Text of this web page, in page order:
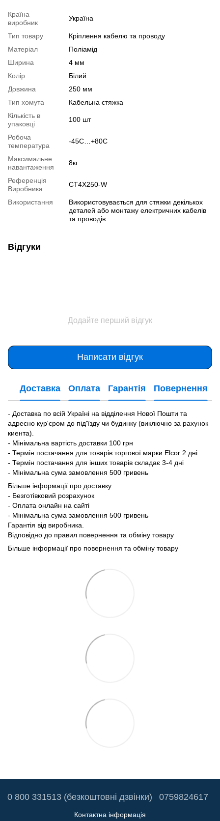
Країна
виробник
Україна
Тип товару
Кріплення кабелю та проводу
Матеріал
Поліамід
Ширина
4 мм
Колір
Білий
Довжина
250 мм
Тип хомута
Кабельна стяжка
Кількість в
упаковці
100 шт
Робоча
температура
-45С…+80С
Максимальне
навантаження
8кг
Референція
Виробника
CT4X250-W
Використання
Використовувається для стяжки декількох
деталей або монтажу електричних кабелів
та проводів
Відгуки
Додайте перший відгук
Написати відгук
Доставка Оплата Гарантія Повернення
- Доставка по всій Україні на відділення Нової Пошти та
адресно кур'єром до під'їзду чи будинку (виключно за рахунок
киента).
- Мінімальна вартість доставки 100 грн
- Термін постачання для товарів торгової марки Elcor 2 дні
- Термін постачання для інших товарів складає 3-4 дні
- Мінімальна сума замовлення 500 гривень
Більше інформації про доставку
- Безготівковий розрахунок
- Оплата онлайн на сайті
- Мінімальна сума замовлення 500 гривень
Гарантія від виробника.
Відповідно до правил повернення та обміну товару
Більше інформації про повернення та обміну товару
0 800 331513 (безкоштовні дзвінки) 0759824617
Контактна інформація